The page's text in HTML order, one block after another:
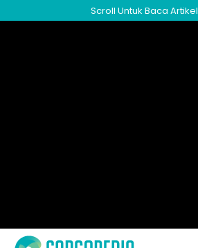
to
Scroll Untuk Baca Artikel